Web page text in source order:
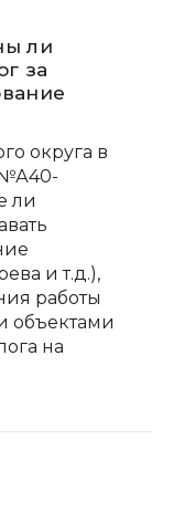
ли
за
округа в
№А40-
ли
и т.д.),
работы
объектами
на